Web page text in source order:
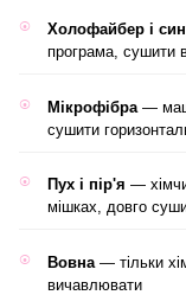
Холофайбер і
програма, сушити
Мікрофібра —
сушити
Пух і пір'я —
мішках, довго
Вовна — тільки
вичавлювати